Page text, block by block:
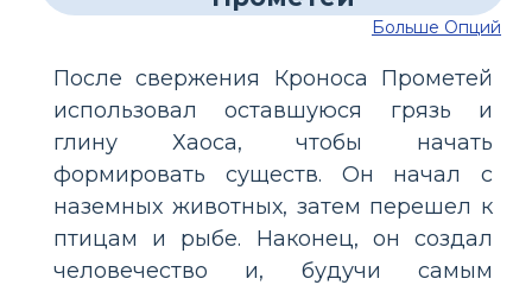
Больше Опций
После свержения Кроноса Прометей
использовал оставшуюся грязь и
глину Хаоса, чтобы начать
формировать существ. Он начал с
наземных животных, затем перешел к
птицам и рыбе. Наконец, он создал
человечество и, будучи самым